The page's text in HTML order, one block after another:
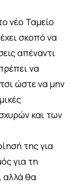
νέο Ταμείο
σκοπό να
απέναντι
να
ώστε να μην
και των
της για
για τη
αλλά θα